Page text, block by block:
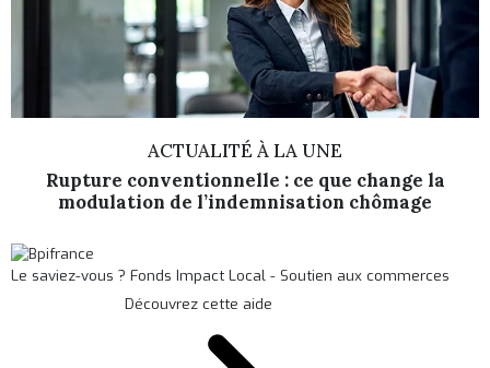
ACTUALITÉ À LA UNE
Rupture conventionnelle : ce que change la
modulation de l’indemnisation chômage
Le saviez-vous ?Fonds Impact Local - Soutien aux commerces
Découvrez cette aide